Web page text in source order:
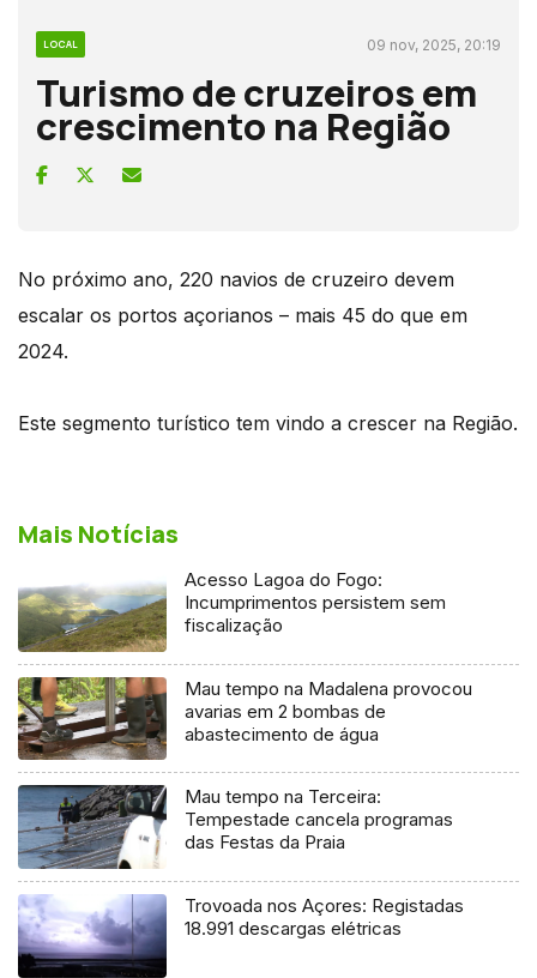
LOCAL 09 nov, 2025, 20:19
Turismo de cruzeiros em
crescimento na Região
No próximo ano, 220 navios de cruzeiro devem
escalar os portos açorianos – mais 45 do que em
2024.
Este segmento turístico tem vindo a crescer na Região.
Mais Notícias
Acesso Lagoa do Fogo:
Incumprimentos persistem sem
fiscalização
Mau tempo na Madalena provocou
avarias em 2 bombas de
abastecimento de água
Mau tempo na Terceira:
Tempestade cancela programas
das Festas da Praia
Trovoada nos Açores: Registadas
18.991 descargas elétricas